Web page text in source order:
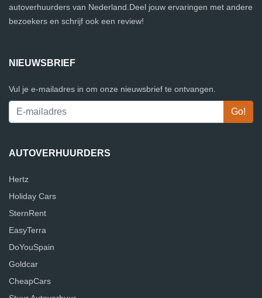
autoverhuurders van Nederland.Deel jouw ervaringen met andere
bezoekers en schrijf ook een review!
NIEUWSBRIEF
Vul je e-mailadres in om onze nieuwsbrief te ontvangen.
AUTOVERHUURDERS
Hertz
Holiday Cars
SternRent
EasyTerra
DoYouSpain
Goldcar
CheapCars